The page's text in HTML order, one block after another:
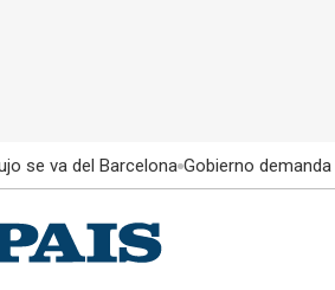
se va del Barcelona Gobierno